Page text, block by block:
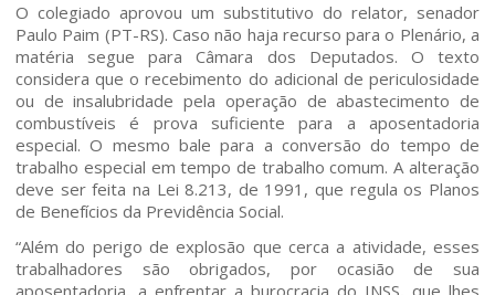
Home
O colegiado aprovou um substitutivo do relator, senador
Paulo Paim (PT-RS). Caso não haja recurso para o Plenário, a
matéria segue para Câmara dos Deputados. O texto
considera que o recebimento do adicional de periculosidade
ou de insalubridade pela operação de abastecimento de
combustíveis é prova suficiente para a aposentadoria
especial. O mesmo bale para a conversão do tempo de
trabalho especial em tempo de trabalho comum. A alteração
deve ser feita na Lei 8.213, de 1991, que regula os Planos
de Benefícios da Previdência Social.
“Além do perigo de explosão que cerca a atividade, esses
trabalhadores são obrigados, por ocasião de sua
aposentadoria, a enfrentar a burocracia do INSS, que lhes